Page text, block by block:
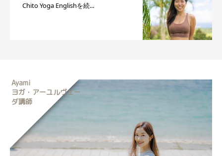
Chito Yoga Englishを続...
Ayami
ヨガ・アーユルヴェー
ダ講師